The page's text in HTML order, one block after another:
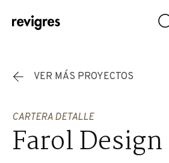
Saltar al contenido principal
VER MÁS PROYECTOS
CARTERA DETALLE
Farol